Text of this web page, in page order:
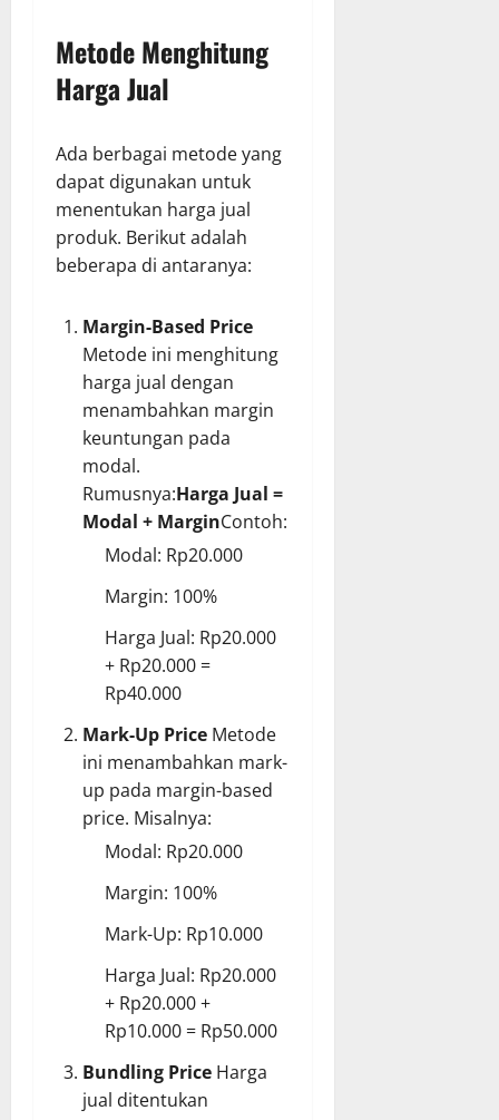
Metode Menghitung
Harga Jual
Ada berbagai metode yang
dapat digunakan untuk
menentukan harga jual
produk. Berikut adalah
beberapa di antaranya:
Margin-Based Price
Metode ini menghitung
harga jual dengan
menambahkan margin
keuntungan pada
modal.
Rumusnya:Harga Jual =
Modal + MarginContoh:
Modal: Rp20.000
Margin: 100%
Harga Jual: Rp20.000
+ Rp20.000 =
Rp40.000
Mark-Up Price Metode
ini menambahkan mark-
up pada margin-based
price. Misalnya:
Modal: Rp20.000
Margin: 100%
Mark-Up: Rp10.000
Harga Jual: Rp20.000
+ Rp20.000 +
Rp10.000 = Rp50.000
Bundling Price Harga
jual ditentukan